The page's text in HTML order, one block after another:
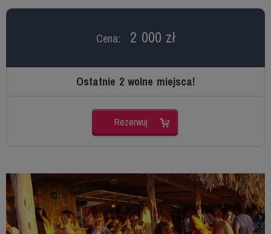
Cena: 2 000 zł
Ostatnie 2 wolne miejsca!
Rezerwuj